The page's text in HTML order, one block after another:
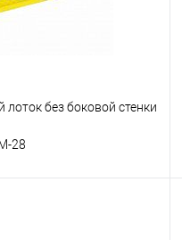
без боковой стенки
28